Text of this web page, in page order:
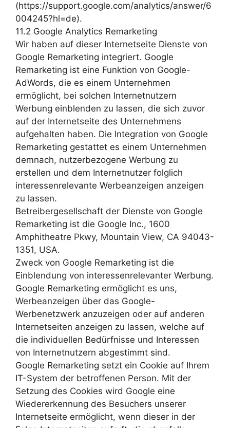
(https://support.google.com/analytics/answer/6
004245?hl=de).
11.2 Google Analytics Remarketing
Wir haben auf dieser Internetseite Dienste von
Google Remarketing integriert. Google
Remarketing ist eine Funktion von Google-
AdWords, die es einem Unternehmen
ermöglicht, bei solchen Internetnutzern
Werbung einblenden zu lassen, die sich zuvor
auf der Internetseite des Unternehmens
aufgehalten haben. Die Integration von Google
Remarketing gestattet es einem Unternehmen
demnach, nutzerbezogene Werbung zu
erstellen und dem Internetnutzer folglich
interessenrelevante Werbeanzeigen anzeigen
zu lassen.
Betreibergesellschaft der Dienste von Google
Remarketing ist die Google Inc., 1600
Amphitheatre Pkwy, Mountain View, CA 94043-
1351, USA.
Zweck von Google Remarketing ist die
Einblendung von interessenrelevanter Werbung.
Google Remarketing ermöglicht es uns,
Werbeanzeigen über das Google-
Werbenetzwerk anzuzeigen oder auf anderen
Internetseiten anzeigen zu lassen, welche auf
die individuellen Bedürfnisse und Interessen
von Internetnutzern abgestimmt sind.
Google Remarketing setzt ein Cookie auf Ihrem
IT-System der betroffenen Person. Mit der
Setzung des Cookies wird Google eine
Wiedererkennung des Besuchers unserer
Internetseite ermöglicht, wenn dieser in der